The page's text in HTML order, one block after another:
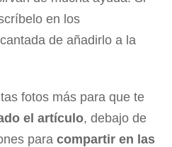
en los
de añadirlo a la
fotos más para que te
el artículo, debajo de
paracompartir en las